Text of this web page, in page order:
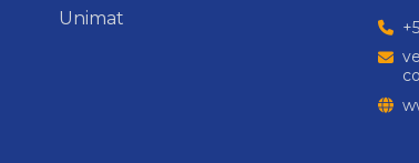
Unimat